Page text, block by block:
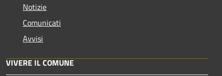
Notizie
Comunicati
Avvisi
VIVERE IL COMUNE